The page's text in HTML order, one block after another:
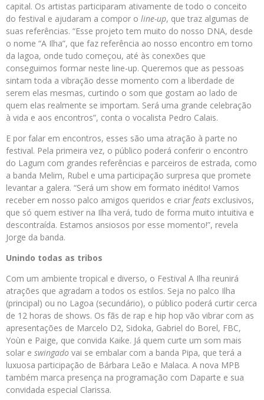
capital. Os artistas participaram ativamente de todo o conceito
do festival e ajudaram a compor o line-up, que traz algumas de
suas referências. “Esse projeto tem muito do nosso DNA, desde
o nome “A Ilha”, que faz referência ao nosso encontro em torno
da lagoa, onde tudo começou, até às conexões que
conseguimos formar neste line-up. Queremos que as pessoas
sintam toda a vibração desse momento com a liberdade de
serem elas mesmas, curtindo o som que gostam ao lado de
quem elas realmente se importam. Será uma grande celebração
à vida e aos encontros”, conta o vocalista Pedro Calais.
E por falar em encontros, esses são uma atração à parte no
festival. Pela primeira vez, o público poderá conferir o encontro
do Lagum com grandes referências e parceiros de estrada, como
a banda Melim, Rubel e uma participação surpresa que promete
levantar a galera. “Será um show em formato inédito! Vamos
receber em nosso palco amigos queridos e criar feats exclusivos,
que só quem estiver na Ilha verá, tudo de forma muito intuitiva e
descontraída. Estamos ansiosos por esse momento!”, revela
Jorge da banda.
Unindo todas as tribos
Com um ambiente tropical e diverso, o Festival A Ilha reunirá
atrações que agradam a todos os estilos. Seja no palco Ilha
(principal) ou no Lagoa (secundário), o público poderá curtir cerca
de 12 horas de shows. Os fãs de rap e hip hop vão vibrar com as
apresentações de Marcelo D2, Sidoka, Gabriel do Borel, FBC,
Yoùn e Paige, que convida Kaike. Já quem curte um som mais
solar e swingado vai se embalar com a banda Pipa, que terá a
luxuosa participação de Bárbara Leão e Malaca. A nova MPB
também marca presença na programação com Daparte e sua
convidada especial Clarissa.